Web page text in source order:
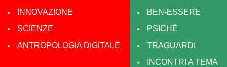
INNOVAZIONE
SCIENZE
ANTROPOLOGIA DIGITALE
BEN-ESSERE
PSICHÉ
TRAGUARDI
INCONTRI A TEMA